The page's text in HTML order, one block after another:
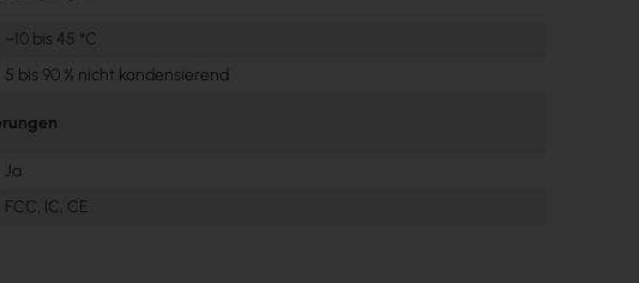
−10 bis 45 °C
5 bis 90 % nicht kondensierend
Ja
FCC, IC, CE